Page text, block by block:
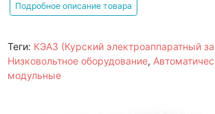
Подробное описание товара
Теги: КЭАЗ (Курский электроаппаратный
Низковольтное оборудование,
модульные